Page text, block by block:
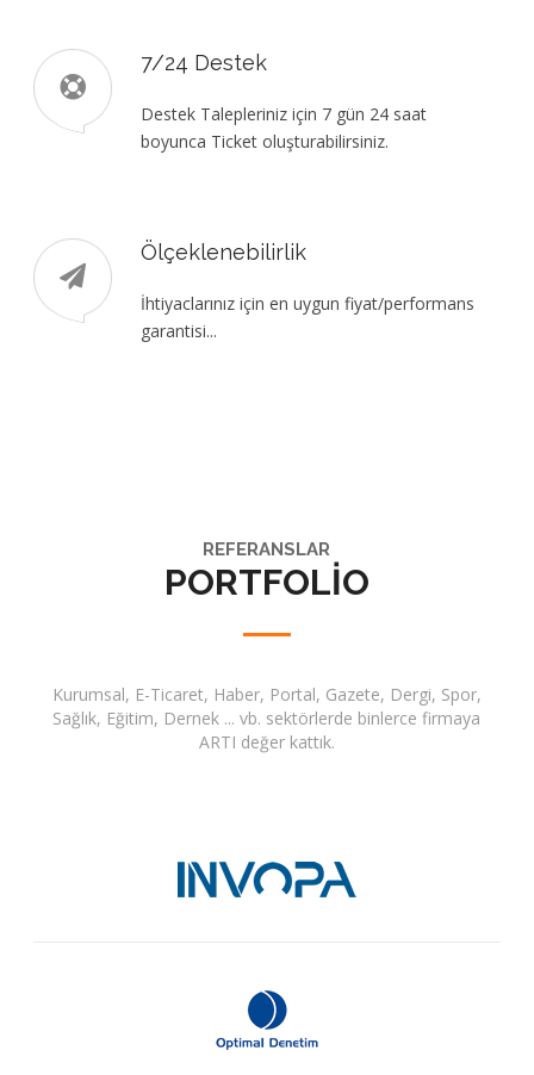
7/24 Destek
Destek Talepleriniz için 7 gün 24 saat
boyunca Ticket oluşturabilirsiniz.
Ölçeklenebilirlik
İhtiyaclarınız için en uygun fiyat/performans
garantisi...
REFERANSLAR
PORTFOLIO
Kurumsal, E-Ticaret, Haber, Portal, Gazete, Dergi, Spor,
Sağlık, Eğitim, Dernek ... vb. sektörlerde binlerce firmaya
ARTI değer kattık.